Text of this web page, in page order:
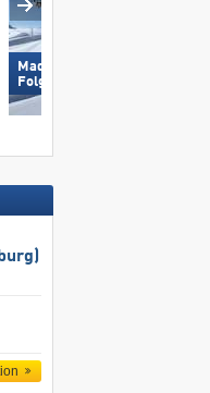
Madonna di Campiglio/​Pinzolo/​
Folgàrida/​Marilleva